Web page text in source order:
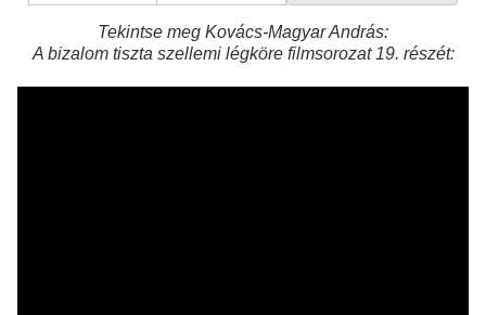
Tekintse meg Kovács-Magyar András:
A bizalom tiszta szellemi légköre filmsorozat 19. részét: